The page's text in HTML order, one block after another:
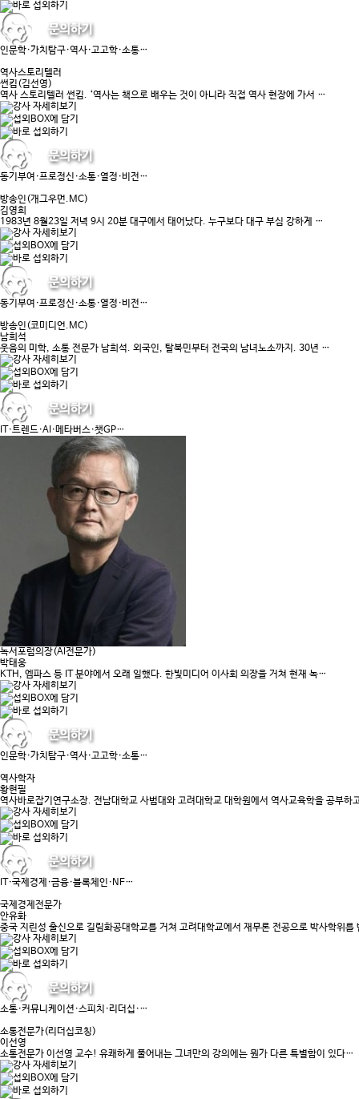
인문학·가치탐구·역사·고고학·소통…
역사스토리텔러
썬킴(김선영)
역사 스토리텔러 썬킴. ‘역사는 책으로 배우는 것이 아니라 직접 역사 현장에 가서 …
동기부여·프로정신·소통·열정·비전…
방송인(개그우먼.MC)
김영희
1983년 8월23일 저녁 9시 20분 대구에서 태어났다. 누구보다 대구 부심 강하게 …
동기부여·프로정신·소통·열정·비전…
방송인(코미디언.MC)
남희석
웃음의 미학, 소통 전문가 남희석. 외국인, 탈북민부터 전국의 남녀노소까지. 30년 …
IT·트렌드·AI·메타버스·챗GP…
녹서포럼의장(AI전문가)
박태웅
KTH, 엠파스 등 IT 분야에서 오래 일했다. 한빛미디어 이사회 의장을 거쳐 현재 녹…
인문학·가치탐구·역사·고고학·소통…
역사학자
황현필
역사바로잡기연구소장. 전남대학교 사범대와 고려대학교 대학원에서 역사교육학을 공부하
IT·국제경제·금융·블록체인·NF…
국제경제전문가
안유화
중국 지린성 출신으로 길림화공대학교를 거쳐 고려대학교에서 재무론 전공으로 박사학위
소통·커뮤니케이션·스피치·리더십·…
소통전문가(리더십코칭)
이선영
소통전문가 이선영 교수! 유쾌하게 풀어내는 그녀만의 강의에는 뭔가 다른 특별함이 있다…